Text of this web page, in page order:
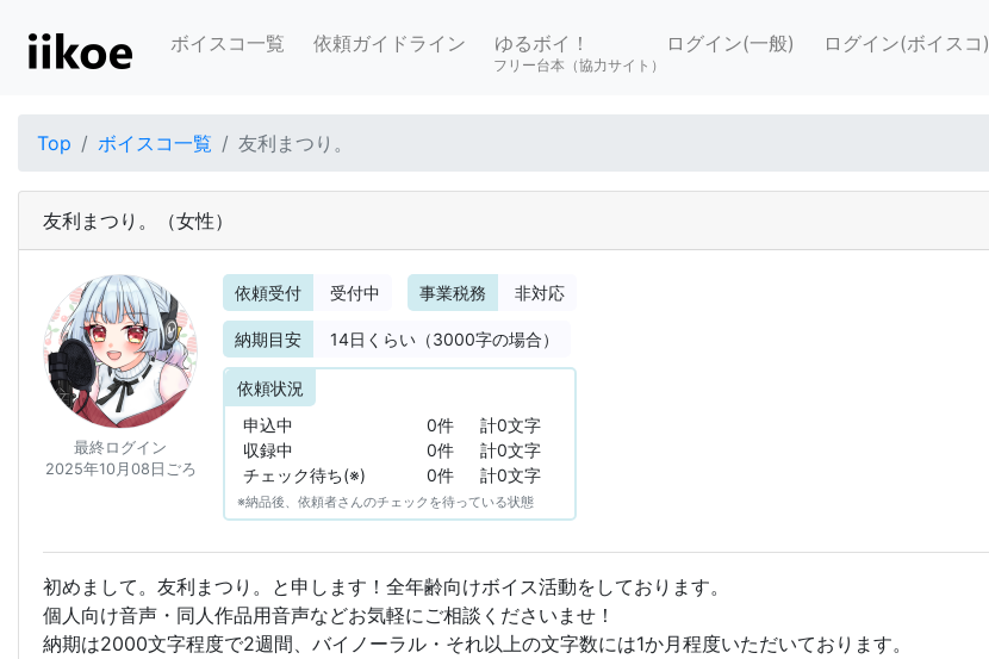
ボイスコ一覧 依頼ガイドライン ゆるボイ！
フリー台本（協力サイト）
ログイン(一般) ログイン(ボイスコ)
Top ボイスコ一覧 友利まつり。
友利まつり。 （女性）
最終ログイン
2025年10月08日ごろ
依頼受付 受付中 事業税務 非対応
納期目安 14日くらい（3000字の場合）
依頼状況
申込中
0件
計0文字
収録中
0件
計0文字
チェック待ち(※)
0件 計0文字
※納品後、依頼者さんのチェックを待っている状態
初めまして。友利まつり。と申します！全年齢向けボイス活動をしております。
個人向け音声・同人作品用音声などお気軽にご相談くださいませ！
納期は2000文字程度で2週間、バイノーラル・それ以上の文字数には1か月程度いただいております。